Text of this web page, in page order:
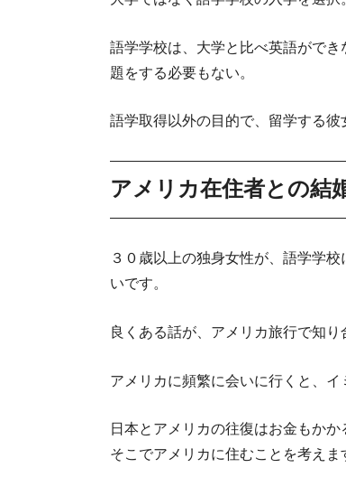
語学学校は、大学と比べ英語がで
題をする必要もない。
語学取得以外の目的で、留学する彼
アメリカ在住者との結
３０歳以上の独身女性が、語学学
いです。
良くある話が、アメリカ旅行で知
アメリカに頻繁に会いに行くと、イ
日本とアメリカの往復はお金もか
そこでアメリカに住むことを考えま